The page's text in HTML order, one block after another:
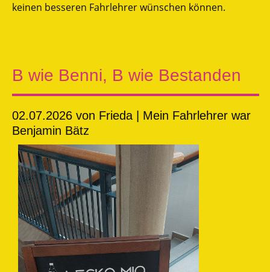
keinen besseren Fahrlehrer wünschen können.
B wie Benni, B wie Bestanden
02.07.2026 von Frieda | Mein Fahrlehrer war
Benjamin Bätz